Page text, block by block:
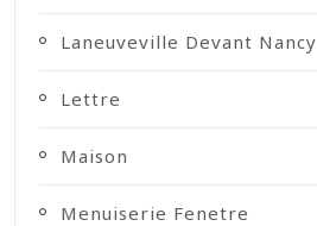
Laneuveville Devant Nancy
Lettre
Maison
Menuiserie Fenetre